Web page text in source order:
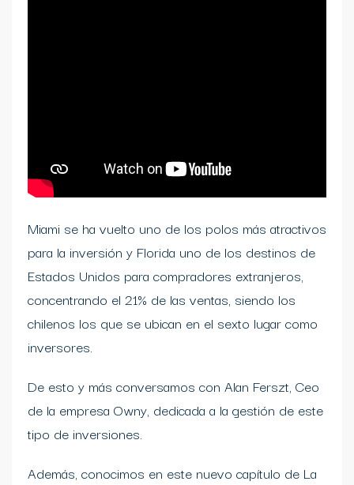
Miami se ha vuelto uno de los polos más atractivos
para la inversión y Florida uno de los destinos de
Estados Unidos para compradores extranjeros,
concentrando el 21% de las ventas, siendo los
chilenos los que se ubican en el sexto lugar como
inversores.
De esto y más conversamos con Alan Ferszt, Ceo
de la empresa Owny, dedicada a la gestión de este
tipo de inversiones.
Además, conocimos en este nuevo capítulo de La